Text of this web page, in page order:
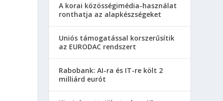
A korai közösségimédia-használat
ronthatja az alapkészségeket
Uniós támogatással korszerűsítik
az EURODAC rendszert
Rabobank: AI-ra és IT-re költ 2
milliárd eurót